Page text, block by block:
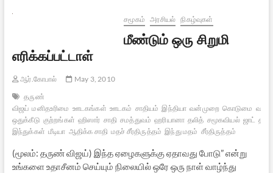
சமூகம்
அரசியல் நிகழ்வுகள்
மீண்டும் ஒரு சிறுமி
எரிக்கப்பட்டாள்
ஆர்.கோபால்
May 3, 2010
தருண்
விஜய் மனிதஉரிமை ஊடகங்கள் ஊடகம் சாதியம் இந்தியா வன்முறை கொடுமை
ஒதுக்கீடு குற்றங்கள் ஹிஸார் சாதி சமத்துவம் ஹரியானா தலித் சமூகவியல் ஜாட்
இந்துக்கள் மீடியா ஆதிக்க சாதி மதச் சீர்திருத்தம் இந்து மதம் சீர்திருத்தம்
(மூலம்: தருண் விஜய்) இந்த ஏழைகளுக்கு ஏதாவது போடு” என்று
உங்களை உதாசீனம் செய்யும் நிலையில் ஒரே ஒரு நாள் வாழ்ந்து